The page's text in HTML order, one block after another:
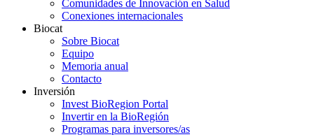
Comunidades de Innovación en Salud
Conexiones internacionales
Biocat
Sobre Biocat
Equipo
Memoria anual
Contacto
Inversión
Invest BioRegion Portal
Invertir en la BioRegión
Programas para inversores/as